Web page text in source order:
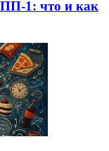
1: что и как